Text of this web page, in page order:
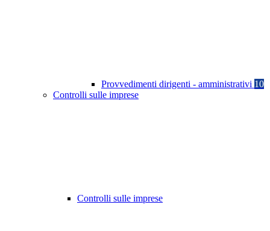
Provvedimenti dirigenti - amministrativi 10
Controlli sulle imprese
Controlli sulle imprese